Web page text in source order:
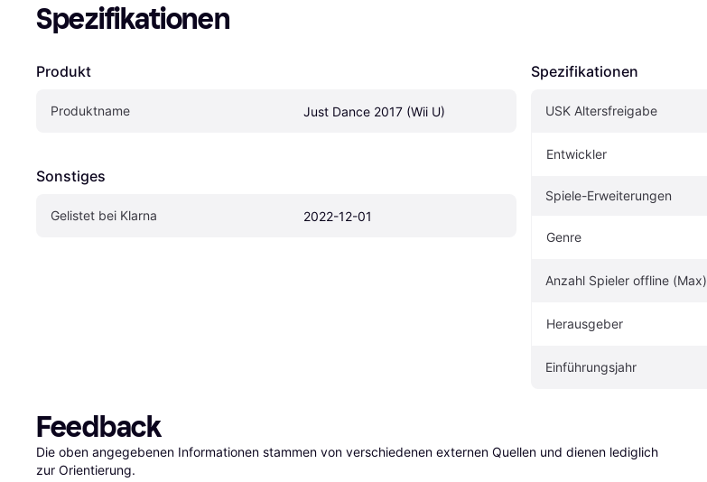
Spezifikationen
Produkt
Produktname Just Dance 2017 (Wii U)
Sonstiges
Gelistet bei Klarna 2022-12-01
Spezifikationen
USK Altersfreigabe
Entwickler
Spiele-Erweiterungen
Genre
Anzahl Spieler offline (Max)
Herausgeber
Einführungsjahr
Feedback
Die oben angegebenen Informationen stammen von verschiedenen externen Quellen und dienen lediglich
zur Orientierung.